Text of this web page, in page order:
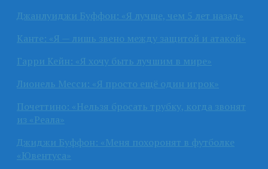
Джанлуиджи Буффон: «Я лучше, чем 5 лет назад»
Канте: «Я — лишь звено между защитой и атакой»
Гарри Кейн: «Я хочу быть лучшим в мире»
Лионель Месси: «Я просто ещё один игрок»
Почеттино: «Нельзя бросать трубку, когда звонят
из «Реала»
Джиджи Буффон: «Меня похоронят в футболке
«Ювентуса»